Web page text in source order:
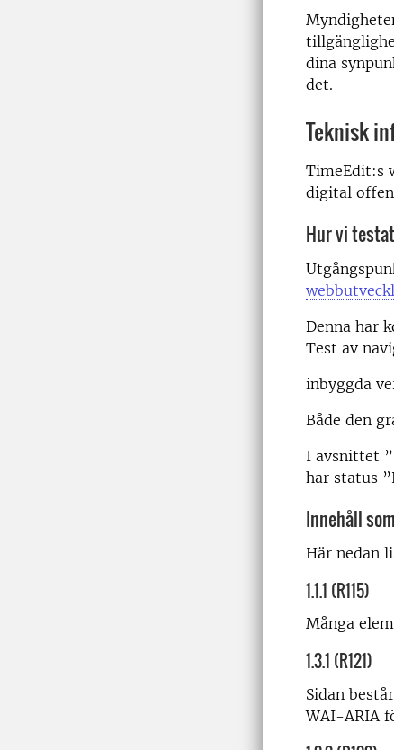
dina
det.
Teknisk
TimeEdit:s
digital
Hur vi
Denna har
Test av
inbyggda
Både den
I avsnittet
har status
Innehåll
Här nedan
1.1.1 (R115)
Många
1.3.1 (R121)
Sidan
WAI-ARIA